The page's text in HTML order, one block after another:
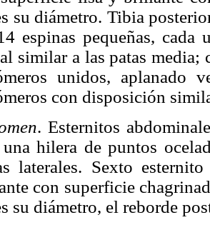
su diámetro. Tibia
espinas pequeñas,
similar a las patas
unidos, aplanado
con disposición
. Esternitos
una hilera de puntos
laterales. Sexto
con superficie
su diámetro, el reborde